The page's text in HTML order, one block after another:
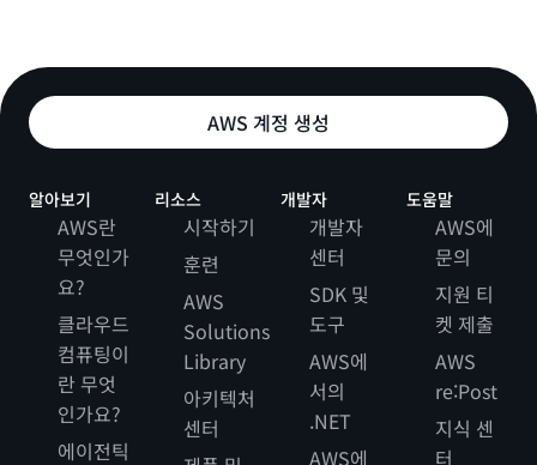
AWS 계정 생성
알아보기
AWS란
무엇인가
요?
클라우드
컴퓨팅이
란 무엇
인가요?
에이전틱
리소스
시작하기
훈련
AWS
Solutions
Library
아키텍처
센터
개발자
개발자
센터
SDK 및
도구
AWS에
서의
.NET
AWS에
도움말
AWS에
문의
지원 티
켓 제출
AWS
re:Post
지식 센
터